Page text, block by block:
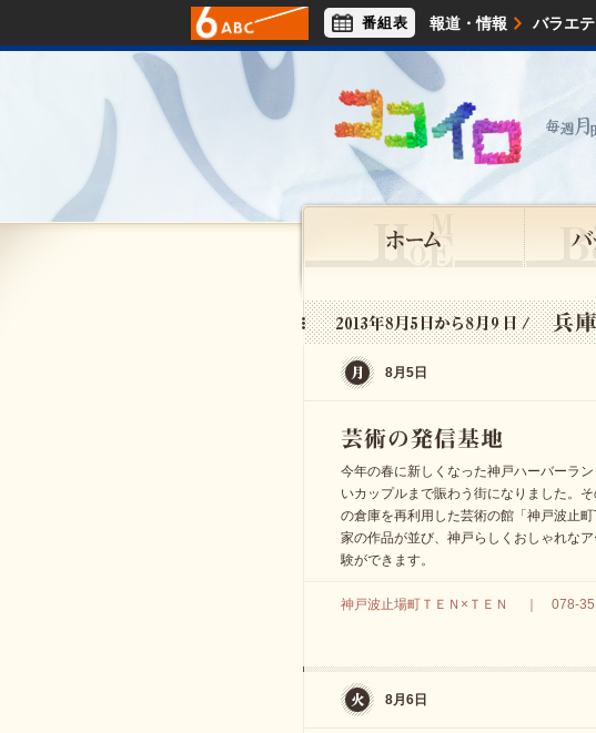
報道・情報 バラエ
アナウンサー ライフスタイル
番組表
8月5日
今年の春に新しくなった神戸ハーバーラ
いカップルまで賑わう街になりました。
の倉庫を再利用した芸術の館「神戸波止
家の作品が並び、神戸らしくおしゃれな
験ができます。
神戸波止場町ＴＥＮ×ＴＥＮ ｜ 078-
8月6日